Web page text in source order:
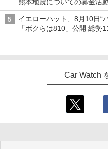
イエローハット、8月10日“
「ボクらは810」公開 総勢
Car Watch